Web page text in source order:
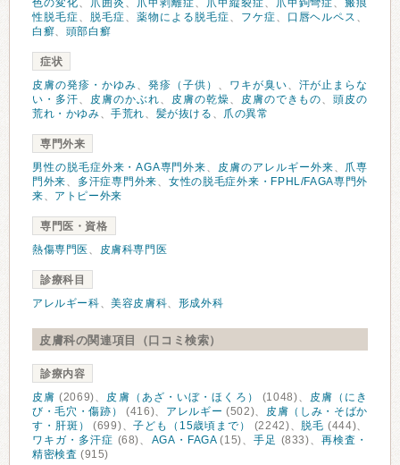
色の変化、 爪囲炎 、 爪甲剥離症、 爪甲縦裂症、 爪甲鉤彎症、瘢痕
性脱毛症、 脱毛症、 薬物による脱毛症、 フケ症、 口唇ヘルペス 、
白癬、 頭部白癬
症状
皮膚の発疹・かゆみ、 発疹（子供） 、 ワキが臭い、 汗が止まらな
い・多汗、 皮膚のかぶれ、 皮膚の乾燥、 皮膚のできもの、頭皮の
荒れ・かゆみ、手荒れ、 髪が抜ける 、 爪の異常
専門外来
男性の脱毛症外来・AGA専門外来、 皮膚のアレルギー外来、 爪専
門外来、 多汗症専門外来、 女性の脱毛症外来・FPHL/FAGA専門外
来、 アトピー外来
専門医・資格
熱傷専門医 、 皮膚科専門医
診療科目
アレルギー科、美容皮膚科、 形成外科
皮膚科の関連項目（口コミ検索）
診療内容
皮膚 (2069)、 皮膚（あざ・いぼ・ほくろ） (1048)、 皮膚（にき
び・毛穴・傷跡）
(416)、 アレルギー (502)、 皮膚（しみ・そばか
す・肝斑）
(699)、子ども（15歳頃まで） (2242)、 脱毛 (444)、
ワキガ・多汗症 (68)、 AGA・FAGA(15)、手足 (833)、再検査・
精密検査 (915)